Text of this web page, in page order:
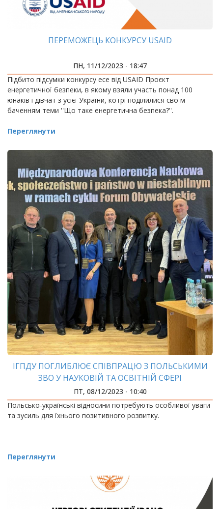
ПЕРЕМОЖЕЦЬ КОНКУРСУ USAID
ПН, 11/12/2023 - 18:47
Підбито підсумки конкурсу есе від USAID Проєкт
енергетичної безпеки, в якому взяли участь понад 100
юнаків і дівчат з усієї України, котрі поділилися своїм
баченням теми ''Що таке енергетична безпека?''.
Переглянути
ІГПДУ ПОГЛИБЛЮЄ СПІВПРАЦЮ З ПОЛЬСЬКИМИ
ЗВО У НАУКОВІЙ ТА ОСВІТНІЙ СФЕРІ
ПТ, 08/12/2023 - 10:40
Польсько-українські відносини потребують особливої уваги
та зусиль для їхнього позитивного розвитку.
Переглянути